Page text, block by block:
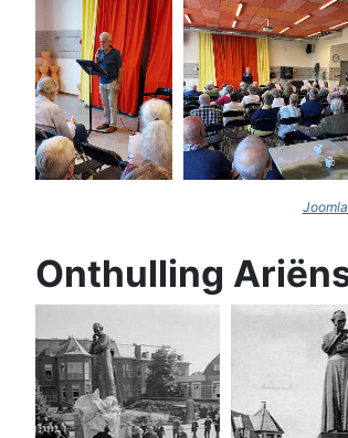
Onthulling